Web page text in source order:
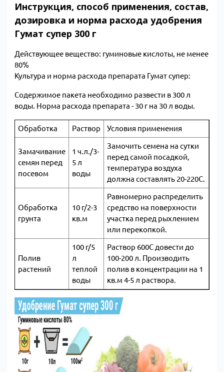
Инструкция, способ применения, состав,
дозировка и норма расхода удобрения
Гумат супер 300 г
Действующее вещество: гуминовые кислоты, не менее
80%
Культура и норма расхода препарата Гумат супер:
Содержимое пакета необходимо развести в 300 л
воды. Норма расхода препарата - 30 г на 30 л воды.
Обработка Раствор Условия применения
Замачивание
семян перед
посевом
1 ч.л./3-
5 л
воды
Замочить семена на сутки
перед самой посадкой,
температура воздуха
должна составлять 20-220С.
Обработка
грунта
10 г/2-3
кв.м
Равномерно распределить
средство на поверхности
участка перед рыхлением
или перекопкой.
Полив
растений
100 г/5
л
теплой
воды
Раствор 600С довести до
100-200 л. Производить
полив в концентрации на 1
кв.м 4-5 л раствора.